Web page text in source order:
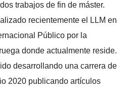
trabajos de fin de máster.
recientemente el LLM en
Público por la
donde actualmente reside.
desarrollando una carrera de
2020 publicando artículos